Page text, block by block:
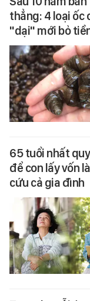
thẳng: 4 loại ốc
"dại" mới bỏ
65 tuổi nhất
để con lấy vốn
cứu cả gia đình